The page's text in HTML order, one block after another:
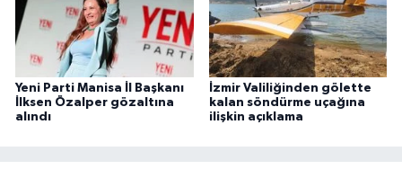
Yeni Parti Manisa İl Başkanı
İlksen Özalper gözaltına
alındı
İzmir Valiliğinden gölette
kalan söndürme uçağına
ilişkin açıklama